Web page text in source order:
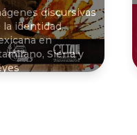
discursivas
la identidad
en
Sierra y